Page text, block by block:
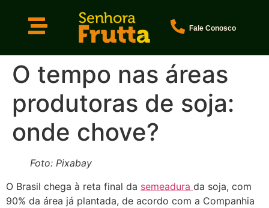
Fale Conosco
O tempo nas áreas
produtoras de soja:
onde chove?
Foto: Pixabay
O Brasil chega à reta final da semeadura da soja, com
90% da área já plantada, de acordo com a Companhia